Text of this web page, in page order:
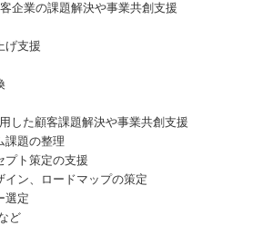
企業の課題解決や事業共創支援
げ支援
した顧客課題解決や事業共創支援
題の整理
ト策定の支援
ン、ロードマップの策定
選定
ど